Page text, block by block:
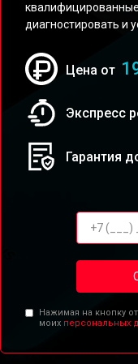
диагностировать и
Цена от
Экспресс
Гарантия
Нажимая на кнопку
моих персональных